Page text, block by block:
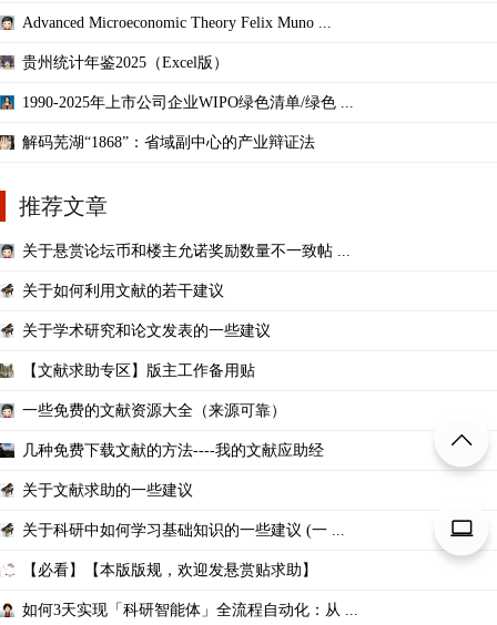
Advanced Microeconomic Theory Felix Muno ...
贵州统计年鉴2025（Excel版）
1990-2025年上市公司企业WIPO绿色清单/绿色 ...
解码芜湖“1868”：省域副中心的产业辩证法
推荐文章
关于悬赏论坛币和楼主允诺奖励数量不一致帖 ...
关于如何利用文献的若干建议
关于学术研究和论文发表的一些建议
【文献求助专区】版主工作备用贴
一些免费的文献资源大全（来源可靠）
几种免费下载文献的方法----我的文献应助经
关于文献求助的一些建议
关于科研中如何学习基础知识的一些建议 (一 ...
【必看】【本版版规，欢迎发悬赏贴求助】
如何3天实现「科研智能体」全流程自动化：从 ...